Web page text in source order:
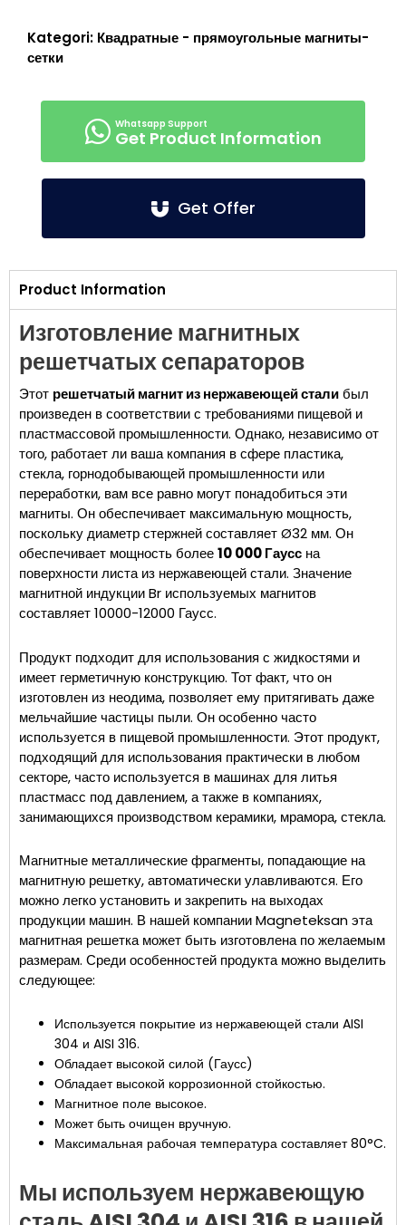
Kategori: Квадратные - прямоугольные магниты-
сетки
Get Product Information
Get Offer
Product Information
Изготовление магнитных
решетчатых сепараторов
Этот решетчатый магнит из нержавеющей сталибыл
произведен в соответствии с требованиями пищевой и
пластмассовой промышленности. Однако, независимо от
того, работает ли ваша компания в сфере пластика,
стекла, горнодобывающей промышленности или
переработки, вам все равно могут понадобиться эти
магниты. Он обеспечивает максимальную мощность,
поскольку диаметр стержней составляет Ø32 мм. Он
обеспечивает мощность более10 000 Гаусс на
поверхности листа из нержавеющей стали. Значение
магнитной индукции Br используемых магнитов
составляет 10000-12000 Гаусс.
Продукт подходит для использования с жидкостями и
имеет герметичную конструкцию. Тот факт, что он
изготовлен из неодима, позволяет ему притягивать даже
мельчайшие частицы пыли. Он особенно часто
используется в пищевой промышленности. Этот продукт,
подходящий для использования практически в любом
секторе, часто используется в машинах для литья
пластмасс под давлением, а также в компаниях,
занимающихся производством керамики, мрамора, стекла.
Магнитные металлические фрагменты, попадающие на
магнитную решетку, автоматически улавливаются. Его
можно легко установить и закрепить на выходах
продукции машин. В нашей компании Magneteksan эта
магнитная решетка может быть изготовлена по желаемым
размерам. Среди особенностей продукта можно выделить
следующее:
Используется покрытие из нержавеющей стали AISI
304 и AISI 316.
Обладает высокой силой (Гаусс)
Обладает высокой коррозионной стойкостью.
Магнитное поле высокое.
Может быть очищен вручную.
Максимальная рабочая температура составляет 80°C.
Мы используем нержавеющую